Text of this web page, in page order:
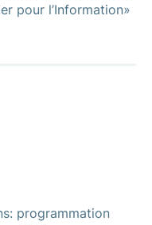
pour l’Information»
programmation